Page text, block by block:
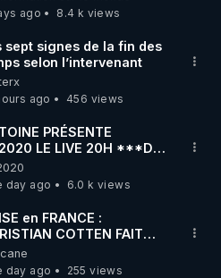
de méditation et
www.envol.app/code
ago
8.4 k views
sept signes de la fin des
selon l’intervenant
ago
456 views
PRÉSENTE
LE LIVE 20H ***DU
2026*** 📷LE
RÉVEIL EST EN
📷
day ago
6.0 k views
en FRANCE :
COTTEN FAIT
étrange découverte
day ago
255 views